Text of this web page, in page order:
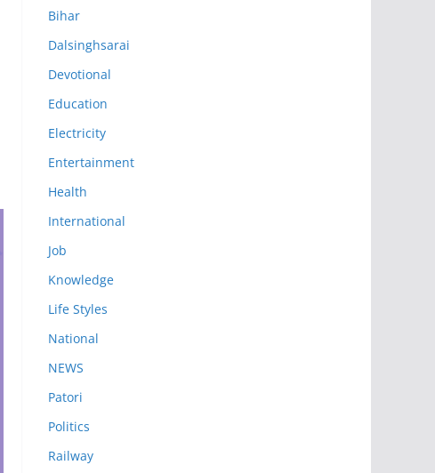
Bihar
Dalsinghsarai
Devotional
Education
Electricity
Entertainment
Health
International
Job
Knowledge
Life Styles
National
NEWS
Patori
Politics
Railway